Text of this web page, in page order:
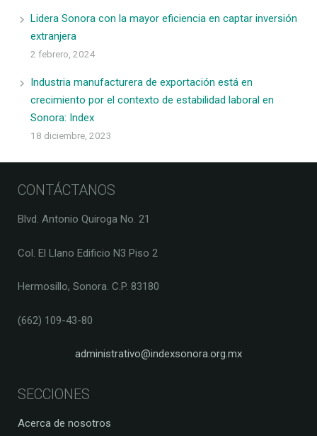
Lidera Sonora con la mayor eficiencia en captar inversión
extranjera
2 febrero, 2024
Industria manufacturera de exportación está en
crecimiento por el contexto de estabilidad laboral en
Sonora: Index
18 diciembre, 2023
CONTÁCTANOS
Blvd. Antonio Quiroga No. 21
Col. El Llano Edificio N3 Piso 2
Hermosillo, Sonora. C.P. 83180
(662) 109-43-80
administrativo@indexsonora.org.mx
SECCIONES
Acerca de nosotros